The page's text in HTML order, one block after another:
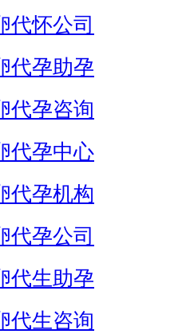
代怀公司
代孕助孕
代孕咨询
代孕中心
代孕机构
代孕公司
代生助孕
代生咨询